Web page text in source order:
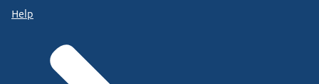
Help